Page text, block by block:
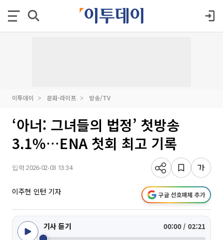
이투데이 문화·라이프 방송/TV
‘아너: 그녀들의 법정’ 첫방송
3.1%…ENA 첫회 최고 기록
입력 2026-02-03 13:34
이주현 인턴 기자 구글 선호매체 추가
기사 듣기 00:00 / 02:21